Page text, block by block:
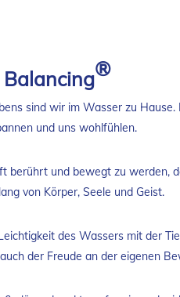
®
sind wir im Wasser zu
und uns wohlfühlen.
berührt und bewegt zu werden,
von Körper, Seele und Geist.
des Wassers mit der
der Freude an der eigenen